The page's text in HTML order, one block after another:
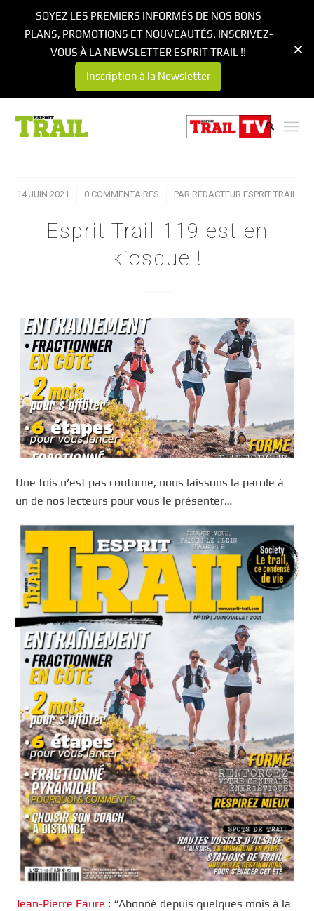
14 JUIN 2021
/ 0 COMMENTAIRES
/ PAR REDACTEUR ESPRIT TRAIL
Esprit Trail 119 est en
kiosque !
Une fois n’est pas coutume, nous laissons la parole à
un de nos lecteurs pour vous le présenter…
Jean-Pierre Faure : “Abonné depuis quelques mois à la
SOYEZ LES PREMIERS INFORMÉS DE NOS BONS
PLANS, PROMOTIONS ET NOUVEAUTÉS. INSCRIVEZ-
VOUS À LA NEWSLETTER ESPRIT TRAIL !!
Inscription à la Newsletter